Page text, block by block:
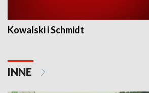
Kowalski i Schmidt
INNE